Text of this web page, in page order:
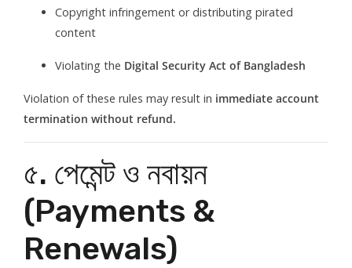
Copyright infringement or distributing pirated
content
Violating the Digital Security Act of Bangladesh
Violation of these rules may result in immediate account
termination without refund.
৫. পেমেন্ট ও নবায়ন
(Payments &
Renewals)